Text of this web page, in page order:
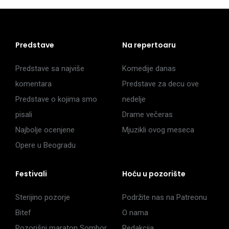
Predstave
Predstave sa najviše
komentara
Predstave o kojima smo
pisali
Najbolje ocenjene
Opere u Beogradu
Na repertoaru
Komedije danas
Predstave za decu ove
nedelje
Drame večeras
Mjuzikli ovog meseca
Festivali
Sterijino pozorje
Bitef
Hoću u pozorište
Podržite nas na Patreonu
O nama